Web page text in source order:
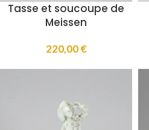
Tasse et soucoupe de
Meissen
220,00€